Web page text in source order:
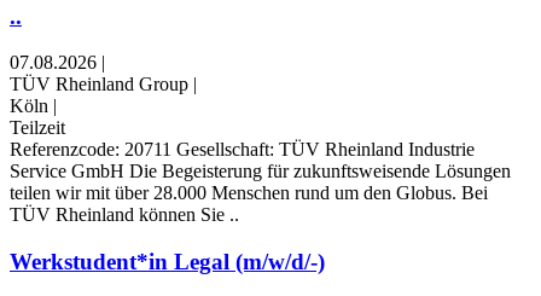
..
07.08.2026 |
TÜV Rheinland Group |
Köln |
Teilzeit
Referenzcode: 20711 Gesellschaft: TÜV Rheinland Industrie
Service GmbH Die Begeisterung für zukunftsweisende Lösungen
teilen wir mit über 28.000 Menschen rund um den Globus. Bei
TÜV Rheinland können Sie ..
Werkstudent*in Legal (m/w/d/-)